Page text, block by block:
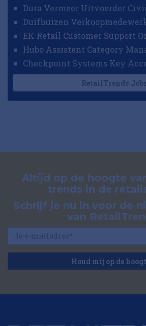
Dura Vermeer Uitvoerder
Duifhuizen
EK Retail Customer Support
Hubo Assistent Category
RetailTrends
Altijd op de hoogte
trends in de
Schrijf je nu in voor de
van
Houd mij op de